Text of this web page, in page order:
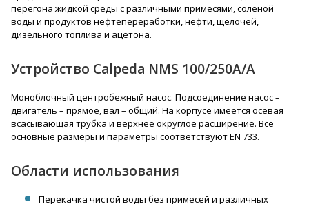
перегона жидкой среды с различными примесями, соленой
воды и продуктов нефтепереработки, нефти, щелочей,
дизельного топлива и ацетона.
Устройство Calpeda NMS 100/250A/A
Моноблочный центробежный насос. Подсоединение насос –
двигатель – прямое, вал – общий. На корпусе имеется осевая
всасывающая трубка и верхнее округлое расширение. Все
основные размеры и параметры соответствуют EN 733.
Области использования
Перекачка чистой воды без примесей и различных